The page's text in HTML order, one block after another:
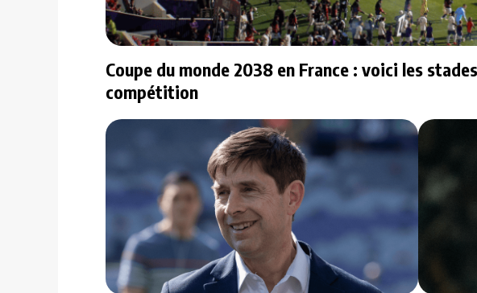
Coupe du monde 2038 en France : voici les
compétition